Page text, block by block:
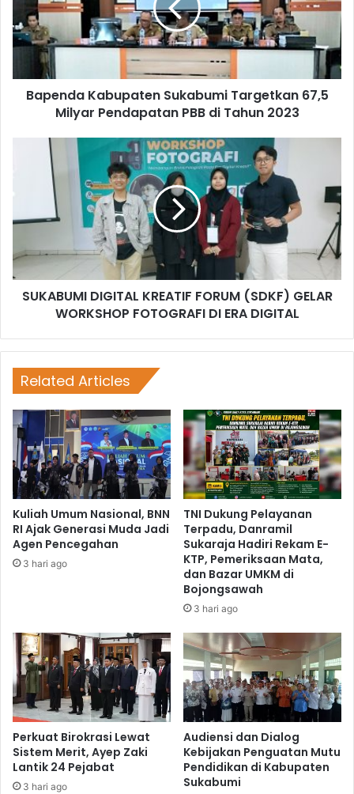
Bapenda Kabupaten Sukabumi Targetkan 67,5
Milyar Pendapatan PBB di Tahun 2023
SUKABUMI DIGITAL KREATIF FORUM (SDKF) GELAR
WORKSHOP FOTOGRAFI DI ERA DIGITAL
Related Articles
Kuliah Umum Nasional, BNN
RI Ajak Generasi Muda Jadi
Agen Pencegahan
3 hari ago
TNI Dukung Pelayanan
Terpadu, Danramil
Sukaraja Hadiri Rekam E-
KTP, Pemeriksaan Mata,
dan Bazar UMKM di
Bojongsawah
3 hari ago
Perkuat Birokrasi Lewat
Sistem Merit, Ayep Zaki
Lantik 24 Pejabat
3 hari ago
Audiensi dan Dialog
Kebijakan Penguatan Mutu
Pendidikan di Kabupaten
Sukabumi